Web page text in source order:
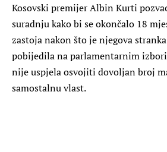
Kosovski premijer Albin Kurti
suradnju kako bi se okončalo 18
zastoja nakon što je njegova
pobijedila na parlamentarnim
nije uspjela osvojiti dovoljan broj
samostalnu vlast.